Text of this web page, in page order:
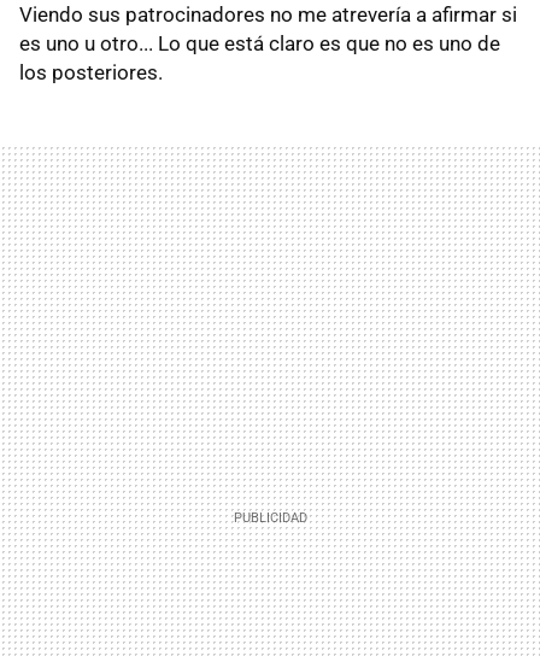
Viendo sus patrocinadores no me atrevería a afirmar si
es uno u otro... Lo que está claro es que no es uno de
los posteriores.